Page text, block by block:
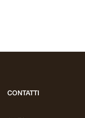
CONTATTI